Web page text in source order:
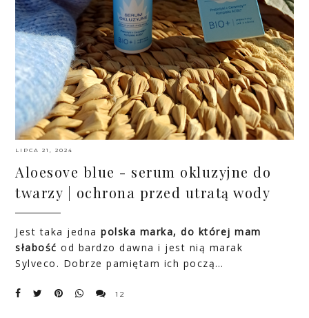
LIPCA 21, 2024
Aloesove blue - serum okluzyjne do
twarzy | ochrona przed utratą wody
Jest taka jednapolska marka, do której mam
słabość od bardzo dawna i jest nią marak
Sylveco. Dobrze pamiętam ich począ…
12